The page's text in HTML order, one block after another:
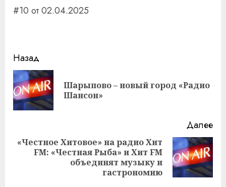
#10 от 02.04.2025
Навигация
записи
Назад
Шарыпово – новый город «Радио
Шансон»
Далее
Следующая
«Честное Хитовое» на радио Хит
FM: «Честная Рыба» и Хит FM
объединят музыку и
гастрономию